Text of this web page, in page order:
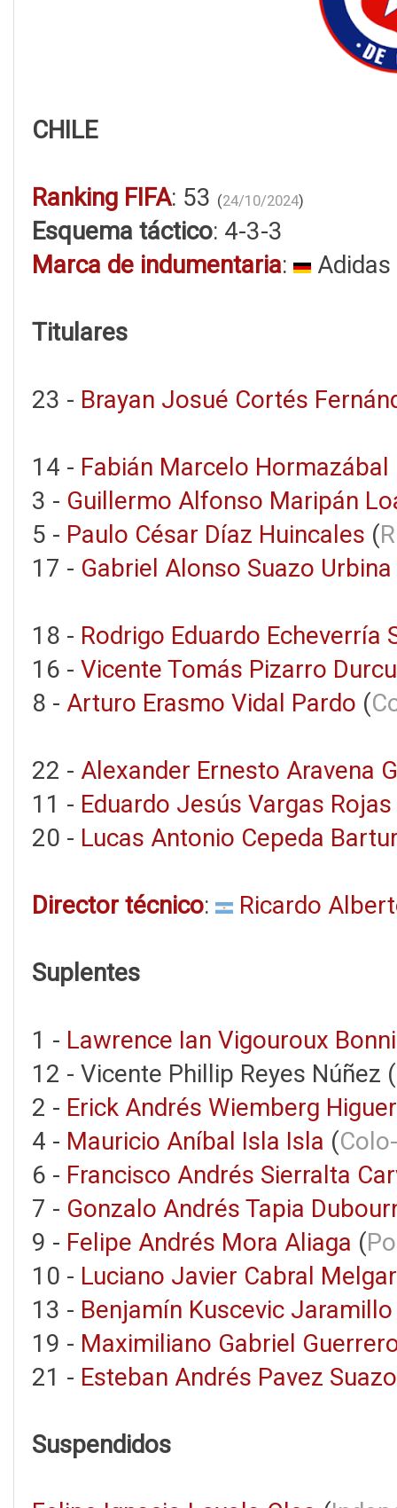
CHILE
Ranking FIFA: 53 (24/10/2024)
Esquema táctico: 4-3-3
Marca de indumentaria: Adidas
Titulares
23 - Brayan Josué Cortés
14 - Fabián Marcelo Hormazábal
3 - Guillermo Alfonso Maripán
5 - Paulo César Díaz Huincales (
17 - Gabriel Alonso Suazo Urbina
18 - Rodrigo Eduardo Echeverría
16 - Vicente Tomás Pizarro
8 - Arturo Erasmo Vidal Pardo (
22 - Alexander Ernesto Aravena
11 - Eduardo Jesús Vargas Rojas
20 - Lucas Antonio Cepeda
Director técnico: Ricardo
Suplentes
1 - Lawrence Ian Vigouroux
12 - Vicente Phillip Reyes Núñez (
2 - Erick Andrés Wiemberg
4 - Mauricio Aníbal Isla Isla (
6 - Francisco Andrés Sierralta
7 - Gonzalo Andrés Tapia
9 - Felipe Andrés Mora Aliaga (
10 - Luciano Javier Cabral
13 - Benjamín Kuscevic Jaramillo
19 - Maximiliano Gabriel
21 - Esteban Andrés Pavez Suazo
Suspendidos